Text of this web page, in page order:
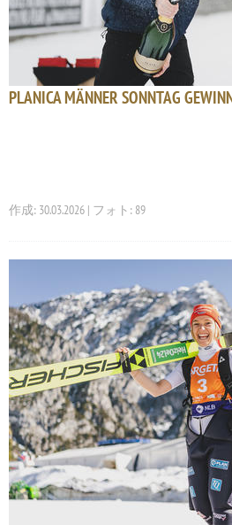
PLANICA MÄNNER SONNTAG
作成: 30.03.2026 | フォト: 89